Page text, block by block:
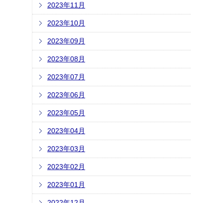
2023年11月
2023年10月
2023年09月
2023年08月
2023年07月
2023年06月
2023年05月
2023年04月
2023年03月
2023年02月
2023年01月